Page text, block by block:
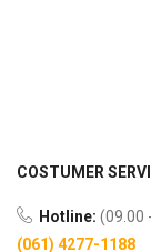
COSTUMER
Hotline: (09.00
(061) 4277-1188